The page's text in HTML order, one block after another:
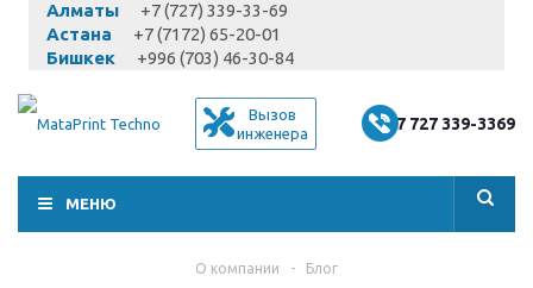
Алматы
+7 (727) 339-33-69
Астана
+7 (7172) 65-20-01
Бишкек
+996 (703) 46-30-84
Вызов
инженера
+7 727 339-3369
МЕНЮ
О компании - Блог